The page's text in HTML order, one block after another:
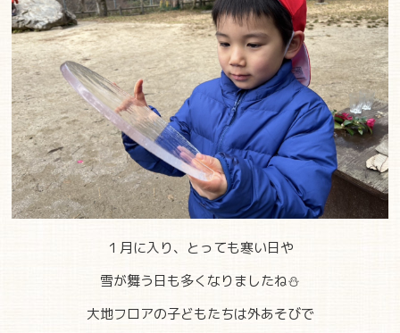
１月に入り、とっても寒い日や
雪が舞う日も多くなりましたね⛄
大地フロアの子どもたちは外あそびで